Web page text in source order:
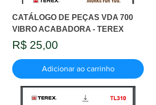
CATÁLOGO DE PEÇAS VDA 700
VIBRO ACABADORA - TEREX
Preço
R$ 25,00
Adicionar ao carrinho